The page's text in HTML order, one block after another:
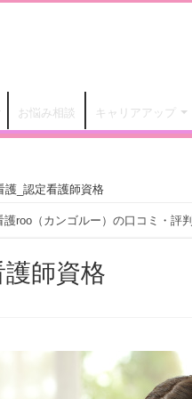
お悩み相談 キャリアアップ
護_認定看護師資格
護roo（カンゴルー）の口コミ・評判
師資格